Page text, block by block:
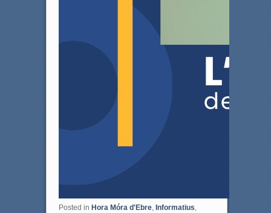
Posted in Hora Móra d'Ebre, Informatius,